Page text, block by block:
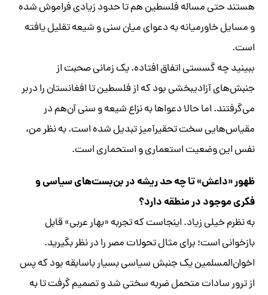
هستند حتی مساله فلسطین هم تا حدود زیادی فراموش شده
و مسایل خاورمیانه به دعوای میان سنی و شیعه تقلیل یافته
است.
ببینید چه گسستی اتفاق افتاده. یک زمانی صحبت از
جنبش‌های آزادیبخشی بود که از فلسطین تا افغانستان را دربر
می‌گرفتند. اما حالا دعواها به نزاع شیعه و سنی آن‌هم در
مقیاس‌هایی سخت تحقیرآمیز تبدیل شده است. به نظر من،
نفس این وضعیت استعماری و استحماری است.
ظهور «داعش» تا چه حد ریشه در بن‌بست‌های سیاسی و
فکری موجود در منطقه دارد؟
به نظرم خیلی زیاد. اینجاست که تجربه «بهار عربی» قابل
بازخوانی است؛ برای مثال تحولات مصر را در نظر بگیرید.
اخوان‌المسلمین یک جنبش سیاسی بسیار باسابقه بود که پس
از ترور سادات متحمل ضربه سختی شد و تصمیم گرفت تا به